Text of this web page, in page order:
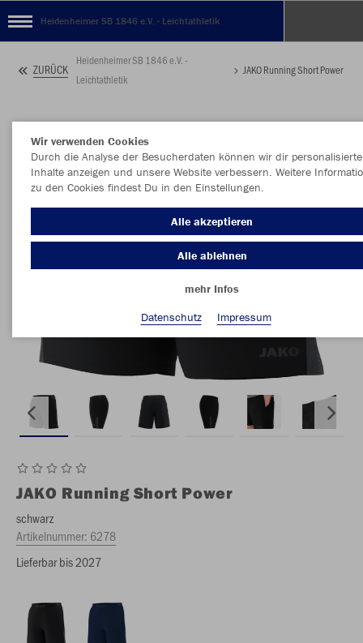
Heidenheimer SB 1846 e.V. - Leichtathletik
ZURÜCK
Heidenheimer SB 1846 e.V. -
Leichtathletik
JAKO Running Short Power
JAKO Running Short Power
schwarz
Artikelnummer: 6278
Lieferbar bis 2027
Wir verwenden Cookies
Durch die Analyse der Besucherdaten können wir dir personalisierte
Inhalte anzeigen und unsere Website verbessern. Weitere
zu den Cookies findest Du in den Einstellungen.
Alle akzeptieren
Alle ablehnen
mehr Infos
Datenschutz
Impressum